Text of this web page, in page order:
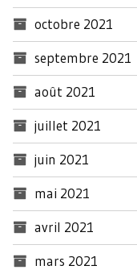
octobre 2021
septembre 2021
août 2021
juillet 2021
juin 2021
mai 2021
avril 2021
mars 2021